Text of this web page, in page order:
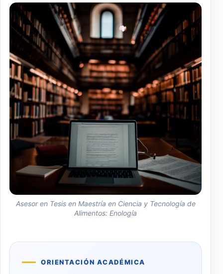
Asesor en Tesis en Maestría en Ciencia y Tecnología de
Alimentos: Enología
ORIENTACIÓN ACADÉMICA